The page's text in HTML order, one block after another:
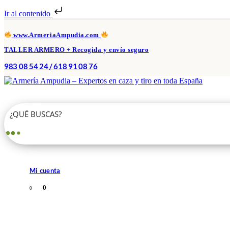
Ir al contenido
www.ArmeriaAmpudia.com
TALLER ARMERO + Recogida y envío seguro
983 08 54 24 / 618 91 08 76
Mi cuenta
0 0